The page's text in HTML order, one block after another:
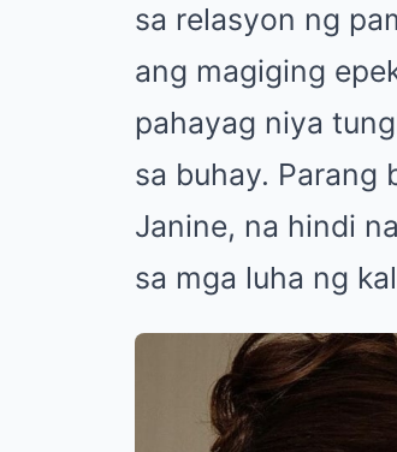
sa relasyon ng
ang magiging
pahayag niya
sa buhay. Parang
Janine, na hindi
sa mga luha ng